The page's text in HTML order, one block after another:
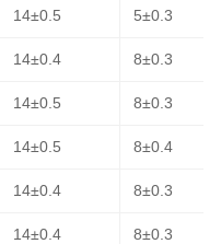
14±0.5 5±0.3
14±0.4 8±0.3
14±0.5 8±0.3
14±0.5 8±0.4
14±0.4 8±0.3
14±0.4 8±0.3